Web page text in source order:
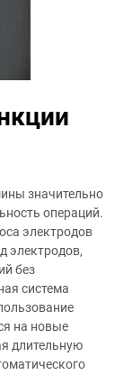
значительно
операций.
электродов
электродов,
без
система
на новые
длительную